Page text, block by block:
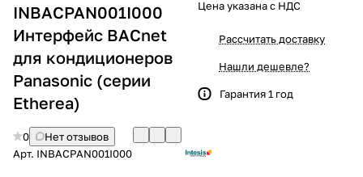
INBACPAN001I000
Интерфейс BACnet
для кондиционеров
Panasonic (серии
Etherea)
0
Нет отзывов
Арт. INBACPAN001I000
Рассчитать доставку
Нашли дешевле?
Гарантия 1 год